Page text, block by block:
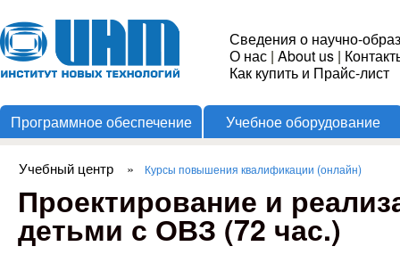
Институт
Новых
Технологий
Сведения о научно-
О нас | About us |
Как купить и Прайс-лист
Программное обеспечение Учебное оборудование
Вы здесь
Учебный центр » Курсы повышения квалификации (онлайн)
Проектирование и
детьми с ОВЗ (72 час.)